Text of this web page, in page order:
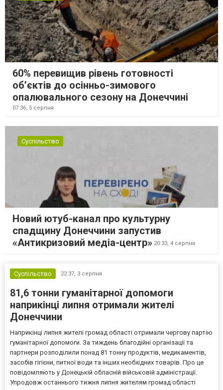
60% перевищив рівень готовності
об’єктів до осінньо-зимового
опалювального сезону на Донеччині
07:36, 5 серпня
Суспільство
Новий ютуб-канал про культурну
спадщину Донеччини запустив
«Антикризовий медіа-центр» 20:33, 4 серпня
Суспільство 22:37, 3 серпня
81,6 тонни гуманітарної допомоги
наприкінці липня отримали жителі
Донеччини
Наприкінці липня жителі громад області отримали чергову партію
гуманітарної допомоги. За тиждень благодійні організації та
партнери розподілили понад 81 тонну продуктів, медикаментів,
засобів гігієни, питної води та інших необхідних товарів. Про це
повідомляють у Донецькій обласній військовій адміністрації.
Упродовж останнього тижня липня жителям громад області